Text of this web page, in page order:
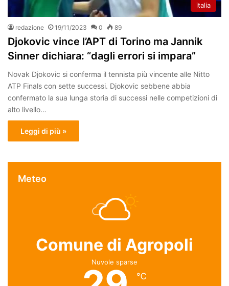
italia
redazione 19/11/2023 0 89
Djokovic vince l’APT di Torino ma Jannik
Sinner dichiara: “dagli errori si impara”
Novak Djokovic si conferma il tennista più vincente alle Nitto
ATP Finals con sette successi. Djokovic sebbene abbia
confermato la sua lunga storia di successi nelle competizioni di
alto livello…
Leggi di più »
Meteo
Comune di Agropoli
Nuvole sparse
℃